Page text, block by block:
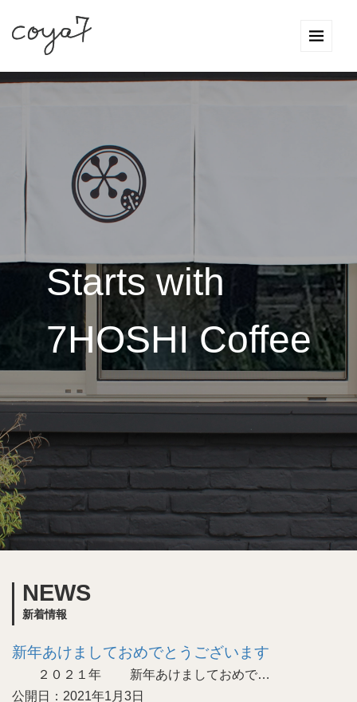
Starts with
7HOSHI Coffee
NEWS
新着情報
新年あけましておめでとうございます
２０２１年 新年あけましておめで…
公開日：2021年1月3日